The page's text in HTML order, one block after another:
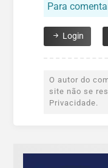
Para
Login
O autor do
site não se
Privacidade.